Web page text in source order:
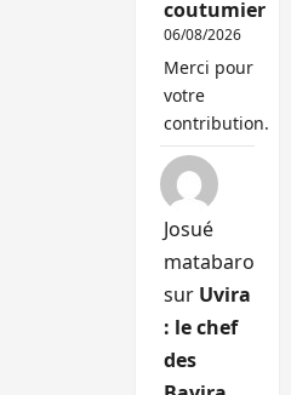
coutumier
06/08/2026
Merci pour
votre
contribution.
Josué
matabaro
sur Uvira
: le chef
des